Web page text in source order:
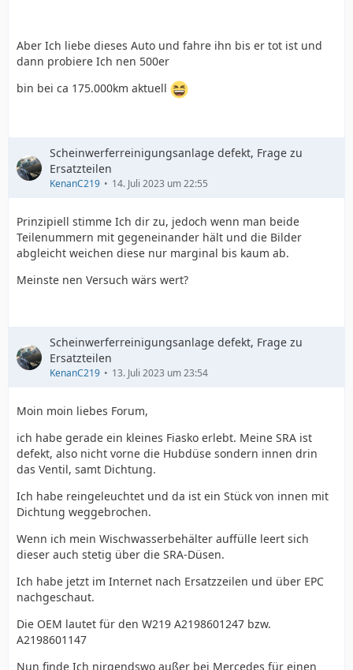
Aber Ich liebe dieses Auto und fahre ihn bis er tot ist und
dann probiere Ich nen 500er
bin bei ca 175.000km aktuell
Scheinwerferreinigungsanlage defekt, Frage zu
Ersatzteilen
KenanC219 14. Juli 2023 um 22:55
Prinzipiell stimme Ich dir zu, jedoch wenn man beide
Teilenummern mit gegeneinander hält und die Bilder
abgleicht weichen diese nur marginal bis kaum ab.
Meinste nen Versuch wärs wert?
Scheinwerferreinigungsanlage defekt, Frage zu
Ersatzteilen
KenanC219 13. Juli 2023 um 23:54
Moin moin liebes Forum,
ich habe gerade ein kleines Fiasko erlebt. Meine SRA ist
defekt, also nicht vorne die Hubdüse sondern innen drin
das Ventil, samt Dichtung.
Ich habe reingeleuchtet und da ist ein Stück von innen mit
Dichtung weggebrochen.
Wenn ich mein Wischwasserbehälter auffülle leert sich
dieser auch stetig über die SRA-Düsen.
Ich habe jetzt im Internet nach Ersatzzeilen und über EPC
nachgeschaut.
Die OEM lautet für den W219 A2198601247 bzw.
A2198601147
Nun finde Ich nirgendswo außer bei Mercedes für einen